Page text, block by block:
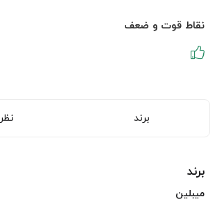
نقاط قوت و ضعف
برند
برند
میبلین